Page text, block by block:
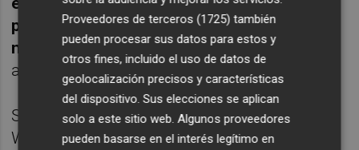
para coger confianza y así afrontar este
nuevo choque con ritmo y mucha ilusión"
apuntó el técnico barcelonés.
Sobre lo que deben hacer para asaltar el
WiZink Center señaló lo siguiente: "Hay que
Proveedores de terceros (1725) también
pueden procesar sus datos para estos y
otros fines, incluido el uso de datos de
geolocalización precisos y características
del dispositivo. Sus elecciones se aplican
solo a este sitio web. Algunos proveedores
pueden basarse en el interés legítimo en